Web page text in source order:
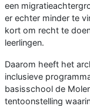
een
er echter minder te
kort om recht te
leerlingen.
Daarom heeft het
inclusieve
basisschool de
tentoonstelling